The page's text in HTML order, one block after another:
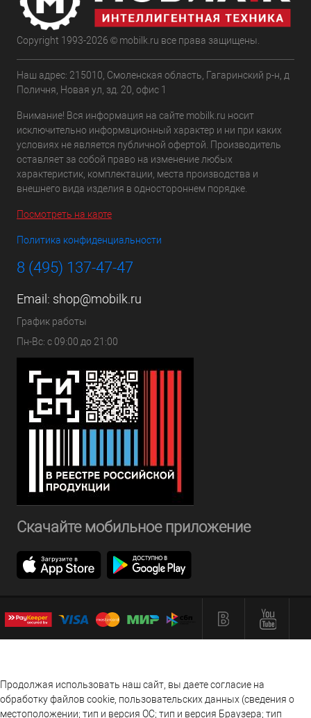
Copyright 1993-2026 © mobilk.ru все права защищены.
Наш адрес: 215010, Смоленская область, Гагаринский р-н, д
Поличня, Новая ул, зд. 20, офис 1
Внимание! Вся информация на сайте mobilk.ru носит
исключительно информационный характер и ни при каких
условиях не является публичной офертой. Производитель
оставляет за собой право на изменение любых
характеристик, комплектации, места производства и
внешнего вида изделия в одностороннем порядке.
Посмотреть на карте
Политика конфиденциальности
8 (495) 137-47-47
Email: shop@mobilk.ru
График работы
Пн-Вс: с 09:00 до 21:00
Скачайте мобильное приложение
Продолжая использовать наш сайт, вы даете согласие на
обработку файлов cookie, пользовательских данных (сведения о
местоположении; тип и версия ОС; тип и версия Браузера; тип